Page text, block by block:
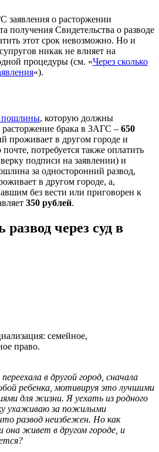
заявления о расторжении
получения Свидетельства о разводе
этот срок невозможно. Но и
никак не влияет на
процедуры (см. «Через сколько
«).
пошлины, которую должны
расторжение брака в ЗАГС – 650
проживает в другом городе и
потребуется также оплатить
подписи на заявлении) и
за односторонний развод,
в другом городе, а,
без вести или приговорен к
350 рублей.
через суд в
семейное,
право.
в другой город, сначала
ребенка, мотивируя это лучшими
для жизни. Я уехать из родного
ухаживаю за пожилыми
развод неизбежен. Но как
она живет в другом городе, и